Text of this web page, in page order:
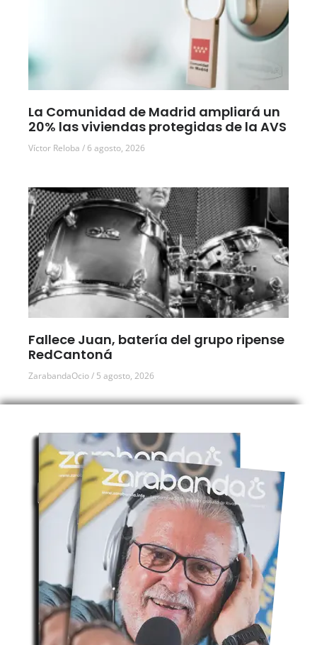
La Comunidad de Madrid ampliará un
20% las viviendas protegidas de la AVS
Víctor Reloba 6 agosto, 2026
Fallece Juan, batería del grupo ripense
RedCantoná
ZarabandaOcio 5 agosto, 2026